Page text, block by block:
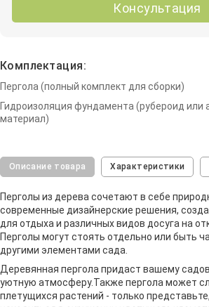
Консультация
Комплектация:
Пергола (полный комплект для сборки)
Гидроизоляция фундамента (рубероид или
материал)
Описание товара Характеристики
Перголы из дерева сочетают в себе
современные дизайнерские решения,
для отдыха и различных видов досуга на
Перголы могут стоять отдельно или быть
другими элементами сада.
Деревянная пергола придаст вашему
уютную атмосферу.Также пергола может
плетущихся растений - только